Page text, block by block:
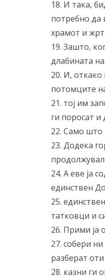
18. И така,
потребно да
храмот и
19. Зашто,
длабината
20. И, откако
потомците
21. тој им
ги поросат
22. Само што
23. Додека
24. А еве ја
единствен
25.
татковци и
26. Прими ја
27. собери
разберат
28. казни ги